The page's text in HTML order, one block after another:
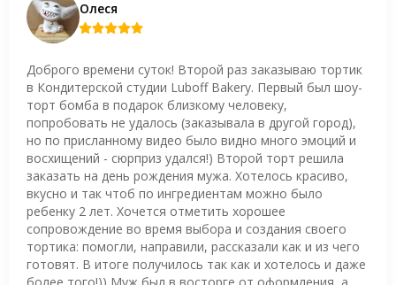
Олеся
Доброго времени суток! Второй раз заказываю тортик
в Кондитерской студии Luboff Bakery. Первый был шоу-
торт бомба в подарок близкому человеку,
попробовать не удалось (заказывала в другой город),
но по присланному видео было видно много эмоций и
восхищений - сюрприз удался!) Второй торт решила
заказать на день рождения мужа. Хотелось красиво,
вкусно и так чтоб по ингредиентам можно было
ребенку 2 лет. Хочется отметить хорошее
сопровождение во время выбора и создания своего
тортика: помогли, направили, рассказали как и из чего
готовят. В итоге получилось так как и хотелось и даже